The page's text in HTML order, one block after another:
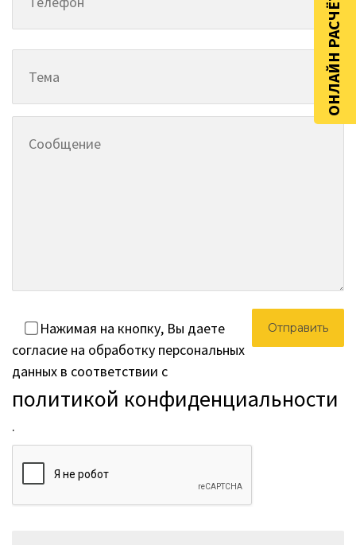
Нажимая на кнопку, Вы даете
согласие на обработку персональных
данных в соответствии с
политикой конфиденциальности
.
ОНЛАЙН РАСЧЁТ